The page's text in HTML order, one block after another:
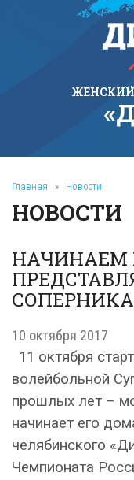
ЖЕНСКИЙ
Главная » Новости
НОВОСТИ
НАЧИНАЕМ
10 октября 2017
11 октября
волейбольной
прошлых лет –
начинает его
челябинского
Чемпионата